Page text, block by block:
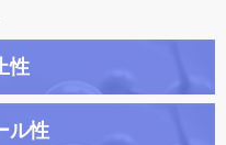
性
ル性